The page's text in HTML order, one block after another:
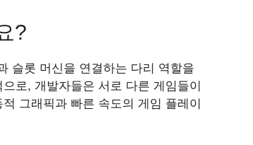
?
슬롯 머신을 연결하는 다리 역할을
로, 개발자들은 서로 다른 게임들이
그래픽과 빠른 속도의 게임 플레이